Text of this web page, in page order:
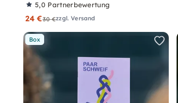
5,0 Partnerbewertung
24 €30 €zzgl. Versand
Box